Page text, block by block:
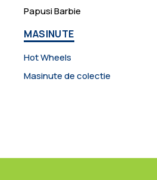
Papusi Barbie
MASINUTE
Hot Wheels
Masinute de colectie